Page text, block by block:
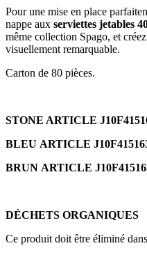
Pour une mise en place
nappe aux serviettes jetables
même collection Spago, et
visuellement remarquable.
Carton de 80 pièces.
STONE ARTICLE
BLEU ARTICLE
BRUN ARTICLE
DÉCHETS ORGANIQUES
Ce produit doit être éliminé